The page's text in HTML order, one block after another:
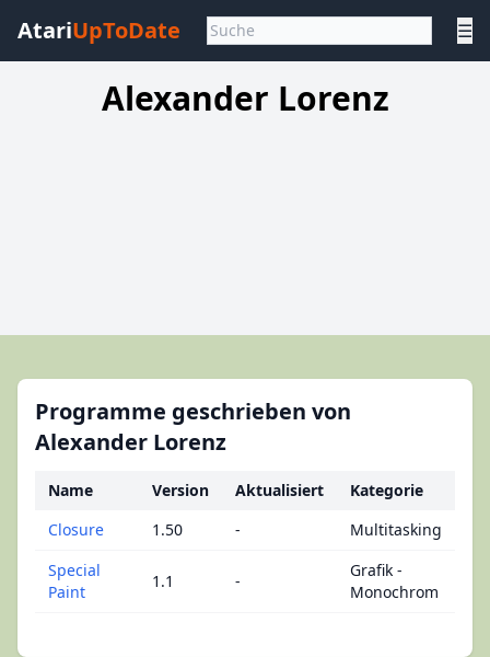
AtariUpToDate ☰
Alexander Lorenz
Programme geschrieben von
Alexander Lorenz
Name Version Aktualisiert
Kategorie
Closure
1.50 -
Multitasking
Special
Paint
1.1 -
Grafik -
Monochrom